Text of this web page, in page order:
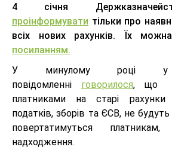
4 січня
проінформувати тільки про
всіх нових рахунків. Їх
посиланням.
У минулому році у
повідомленні говорилося, що
платниками на старі
податків, зборів та ЄСВ, не
повертатимуться
надходження.